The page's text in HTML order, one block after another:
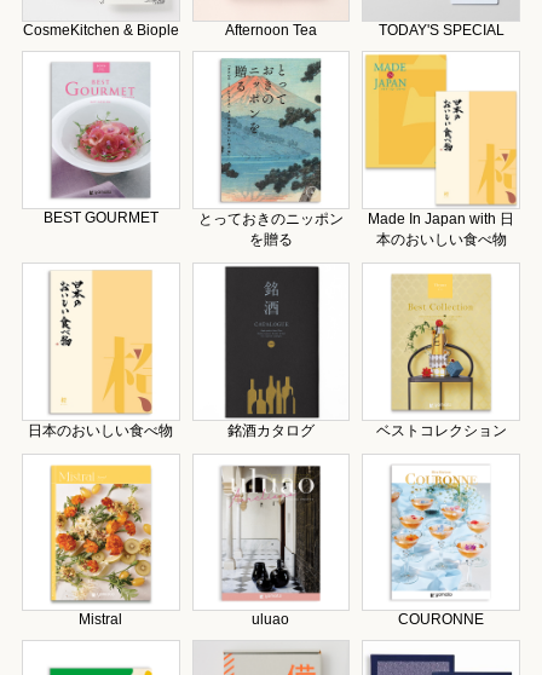
CosmeKitchen & Biople Afternoon Tea TODAY'S SPECIAL
BEST GOURMET
とっておきのニッポン
を贈る
Made In Japan with 日
本のおいしい食べ物
日本のおいしい食べ物 銘酒カタログ ベストコレクション
Mistral uluao COURONNE